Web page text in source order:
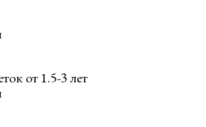
от 1.5-3 лет